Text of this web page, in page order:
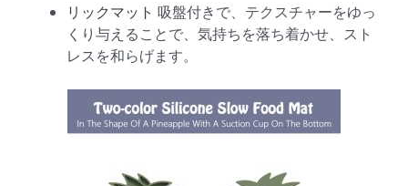
リックマット 吸盤付きで、テクスチャーをゆっ
くり与えることで、気持ちを落ち着かせ、スト
レスを和らげます。